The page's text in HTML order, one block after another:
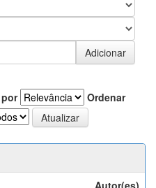
Ordenar
Autor(es)